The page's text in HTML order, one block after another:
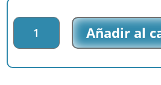
Parche
tejido
Spiderman
-
Añadir al